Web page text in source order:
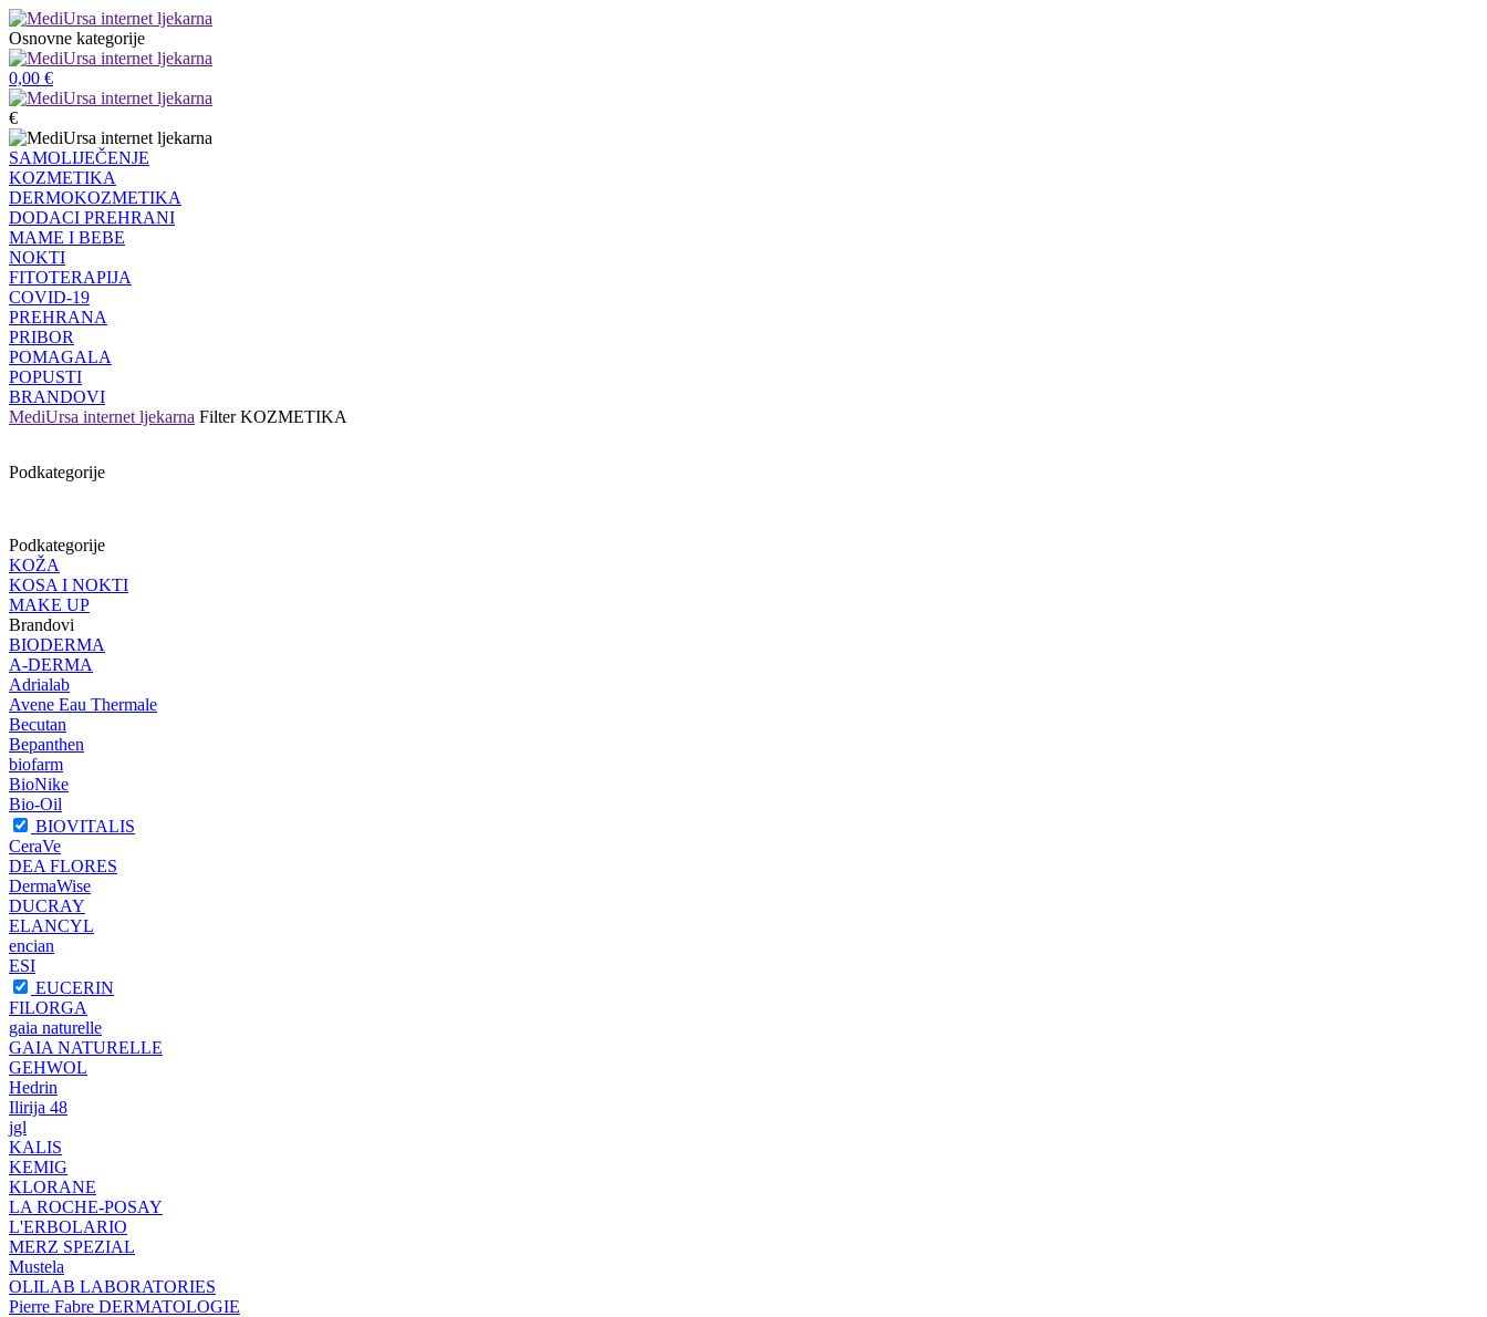
Osnovne kategorije
0,00 €
€
SAMOLIJEČENJE
KOZMETIKA
DERMOKOZMETIKA
DODACI PREHRANI
MAME I BEBE
NOKTI
FITOTERAPIJA
COVID-19
PREHRANA
PRIBOR
POMAGALA
POPUSTI
BRANDOVI
MediUrsa internet ljekarna Filter KOZMETIKA
Podkategorije
Podkategorije
KOŽA
KOSA I NOKTI
MAKE UP
Brandovi
BIODERMA
A-DERMA
Adrialab
Avene Eau Thermale
Becutan
Bepanthen
biofarm
BioNike
Bio-Oil
BIOVITALIS
CeraVe
DEA FLORES
DermaWise
DUCRAY
ELANCYL
encian
ESI
EUCERIN
FILORGA
gaia naturelle
GAIA NATURELLE
GEHWOL
Hedrin
Ilirija 48
jgl
KALIS
KEMIG
KLORANE
LA ROCHE-POSAY
L'ERBOLARIO
MERZ SPEZIAL
Mustela
OLILAB LABORATORIES
Pierre Fabre DERMATOLOGIE